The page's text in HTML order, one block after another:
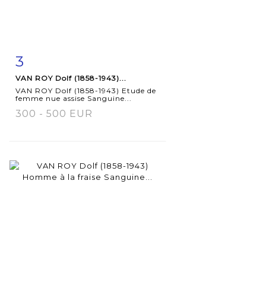
3
VAN ROY Dolf (1858-1943)...
VAN ROY Dolf (1858-1943) Etude de
femme nue assise Sanguine...
300 - 500 EUR